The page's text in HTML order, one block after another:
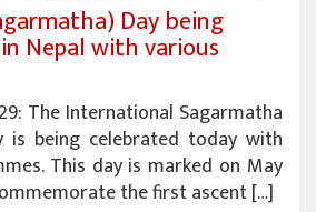
Day being
Nepal with various
The International Sagarmatha
is being celebrated today with
This day is marked on May
the first ascent […]